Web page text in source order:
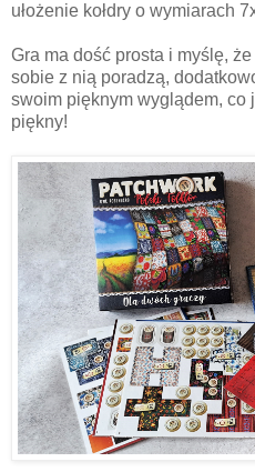
ułożenie kołdry o wymiarach
Gra ma dość prosta i myślę,
sobie z nią poradzą,
swoim pięknym wyglądem, co
piękny!